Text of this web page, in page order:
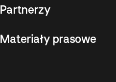
Partnerzy
Materiały prasowe